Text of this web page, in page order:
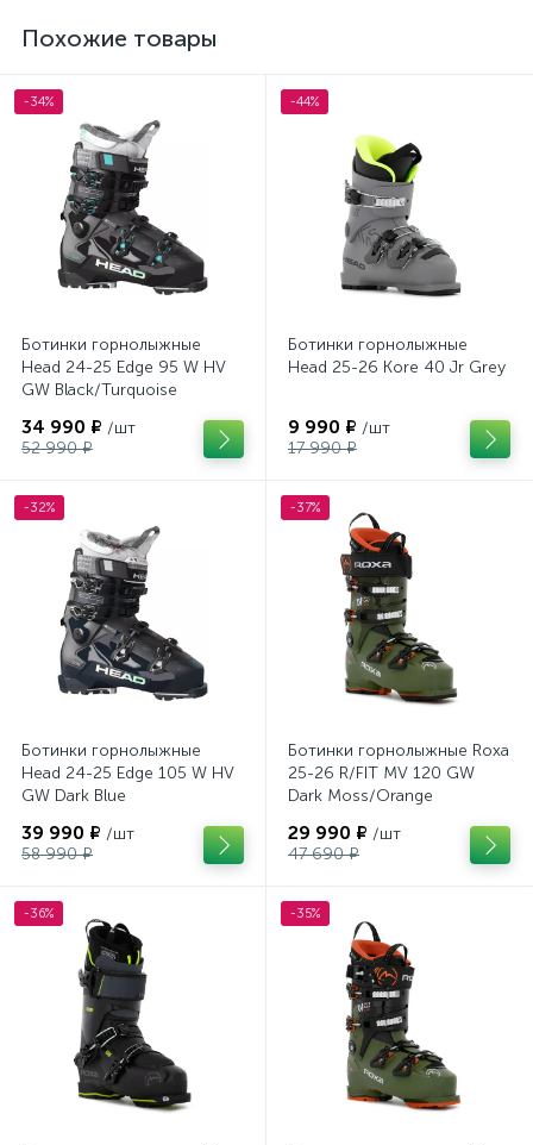
Похожие товары
-34%
Ботинки горнолыжные
Head 24-25 Edge 95 W HV
GW Black/Turquoise
34 990 ₽ /шт
52 990 ₽
-44%
Ботинки горнолыжные
Head 25-26 Kore 40 Jr Grey
9 990 ₽ /шт
17 990 ₽
-32%
Ботинки горнолыжные
Head 24-25 Edge 105 W HV
GW Dark Blue
39 990 ₽ /шт
58 990 ₽
-37%
Ботинки горнолыжные Roxa
25-26 R/FIT MV 120 GW
Dark Moss/Orange
29 990 ₽ /шт
47 690 ₽
-36% -35%